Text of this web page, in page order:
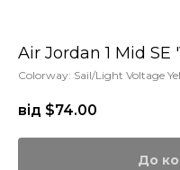
Air Jordan 1 Mid
Colorway: Sail/Light Voltage
від $74.00
До